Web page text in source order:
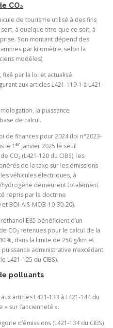
CO₂
de tourisme utilisé à des fins
à quelque titre que ce soit, à
Son montant dépend des
par kilomètre, selon la
modèles).
par la loi et actualisé
aux articles L421-119-1 à L421-
la puissance
de calcul.
de finances pour 2024 (loi n°2023-
le 1 er janvier 2025 le seuil
CO₂ (L421-120 du CIBS), les
de la taxe sur les émissions
les véhicules électriques, à
demeurent totalement
repris par la doctrine
BOI-AIS-MOB-10-30-20).
E85 bénéficient d’un
CO₂ retenues pour le calcul de la
%, dans la limite de 250 g/km et
administrative n’excédant
L421-125 du CIBS).
polluants
articles L421-133 à L421-144 du
« sur l’ancienneté ».
d’émissions (L421-134 du CIBS)